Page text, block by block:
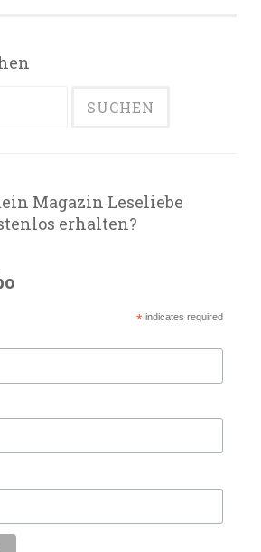
Magazin Leseliebe
erhalten?
*indicates required